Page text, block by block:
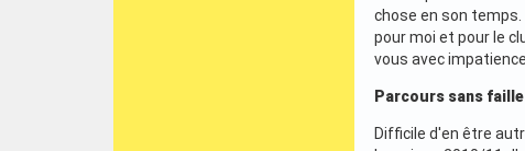
chose en son
pour moi et pour le
vous avec
Parcours sans
Difficile d'en être